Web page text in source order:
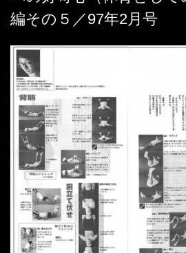
編その５／97年2月号